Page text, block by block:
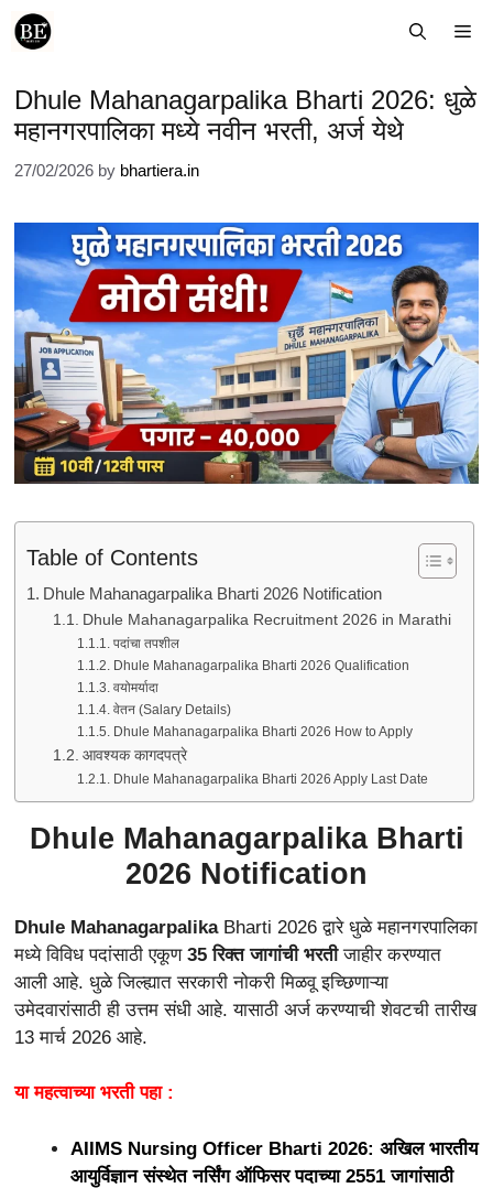
Skip
Dhule Mahanagarpalika Bharti 2026: धुळे
महानगरपालिका मध्ये नवीन भरती, अर्ज येथे
27/02/2026 by bhartiera.in
Table of Contents
Dhule Mahanagarpalika Bharti 2026 Notification
Dhule Mahanagarpalika Recruitment 2026 in Marathi
पदांचा तपशील
Dhule Mahanagarpalika Bharti 2026 Qualification
वयोमर्यादा
वेतन (Salary Details)
Dhule Mahanagarpalika Bharti 2026 How to Apply
आवश्यक कागदपत्रे
Dhule Mahanagarpalika Bharti 2026 Apply Last Date
Dhule Mahanagarpalika Bharti
2026 Notification
Dhule MahanagarpalikaBharti 2026 द्वारे धुळे महानगरपालिका
मध्ये विविध पदांसाठी एकूण 35 रिक्त जागांची भरतीजाहीर करण्यात
आली आहे. धुळे जिल्ह्यात सरकारी नोकरी मिळवू इच्छिणाऱ्या
उमेदवारांसाठी ही उत्तम संधी आहे. यासाठी अर्ज करण्याची शेवटची तारीख
13 मार्च 2026 आहे.
या महत्वाच्या भरती पहा :
AIIMS Nursing Officer Bharti 2026: अखिल भारतीय
आयुर्विज्ञान संस्थेत नर्सिंग ऑफिसर पदाच्या 2551 जागांसाठी